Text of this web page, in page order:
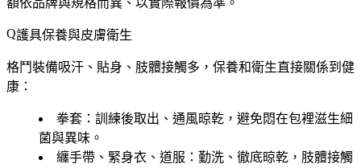
護具保養與皮膚衛生
格鬥裝備吸汗、貼身、肢體接觸多，保養和衛生直接關係到健
康：
拳套 ：訓練後取出、通風晾乾，避免悶在包裡滋生細
菌與異味。
纏手帶、緊身衣、道服 ：勤洗、徹底晾乾，肢體接觸